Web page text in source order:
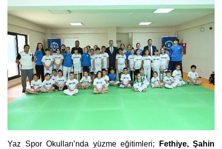
Yaz Spor Okulları’nda yüzme eğitimleri;
Fethiye, Şahin